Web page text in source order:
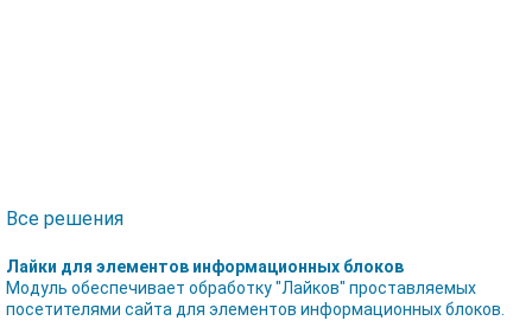
Все решения
Лайки для элементов информационных блоков
Модуль обеспечивает обработку "Лайков" проставляемых
посетителями сайта для элементов информационных блоков.